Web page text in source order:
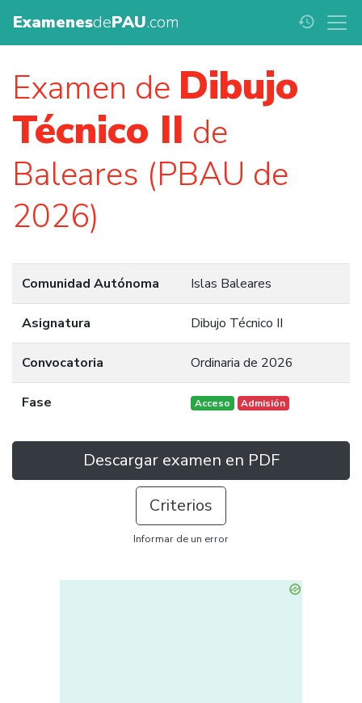
ExamenesdePAU.com history
Examen de Dibujo
Técnico II de
Baleares (PBAU de
2026)
Comunidad Autónoma Islas Baleares
Asignatura Dibujo Técnico II
Convocatoria Ordinaria de 2026
Fase Acceso Admisión
Descargar examen en PDF
Criterios
Informar de un error